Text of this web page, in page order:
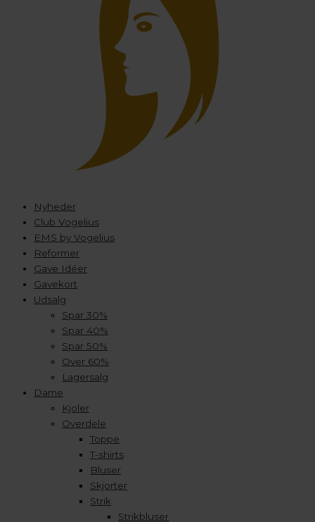
Nyheder
Club Vogelius
EMS by Vogelius
Reformer
Gave Idéer
Gavekort
Udsalg
Spar 30%
Spar 40%
Spar 50%
Over 60%
Lagersalg
Dame
Kjoler
Overdele
Toppe
T-shirts
Bluser
Skjorter
Strik
Strikbluser